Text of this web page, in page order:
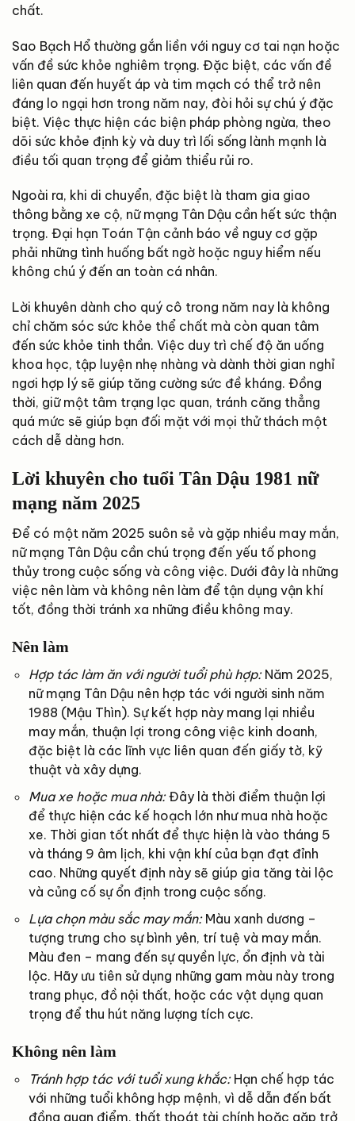
chất.
Sao Bạch Hổ thường gắn liền với nguy cơ tai nạn hoặc
vấn đề sức khỏe nghiêm trọng. Đặc biệt, các vấn đề
liên quan đến huyết áp và tim mạch có thể trở nên
đáng lo ngại hơn trong năm nay, đòi hỏi sự chú ý đặc
biệt. Việc thực hiện các biện pháp phòng ngừa, theo
dõi sức khỏe định kỳ và duy trì lối sống lành mạnh là
điều tối quan trọng để giảm thiểu rủi ro.
Ngoài ra, khi di chuyển, đặc biệt là tham gia giao
thông bằng xe cộ, nữ mạng Tân Dậu cần hết sức thận
trọng. Đại hạn Toán Tận cảnh báo về nguy cơ gặp
phải những tình huống bất ngờ hoặc nguy hiểm nếu
không chú ý đến an toàn cá nhân.
Lời khuyên dành cho quý cô trong năm nay là không
chỉ chăm sóc sức khỏe thể chất mà còn quan tâm
đến sức khỏe tinh thần. Việc duy trì chế độ ăn uống
khoa học, tập luyện nhẹ nhàng và dành thời gian nghỉ
ngơi hợp lý sẽ giúp tăng cường sức đề kháng. Đồng
thời, giữ một tâm trạng lạc quan, tránh căng thẳng
quá mức sẽ giúp bạn đối mặt với mọi thử thách một
cách dễ dàng hơn.
Lời khuyên cho tuổi Tân Dậu 1981 nữ
mạng năm 2025
Để có một năm 2025 suôn sẻ và gặp nhiều may mắn,
nữ mạng Tân Dậu cần chú trọng đến yếu tố phong
thủy trong cuộc sống và công việc. Dưới đây là những
việc nên làm và không nên làm để tận dụng vận khí
tốt, đồng thời tránh xa những điều không may.
Nên làm
Hợp tác làm ăn với người tuổi phù hợp: Năm 2025,
nữ mạng Tân Dậu nên hợp tác với người sinh năm
1988 (Mậu Thìn). Sự kết hợp này mang lại nhiều
may mắn, thuận lợi trong công việc kinh doanh,
đặc biệt là các lĩnh vực liên quan đến giấy tờ, kỹ
thuật và xây dựng.
Mua xe hoặc mua nhà:Đây là thời điểm thuận lợi
để thực hiện các kế hoạch lớn như mua nhà hoặc
xe. Thời gian tốt nhất để thực hiện là vào tháng 5
và tháng 9 âm lịch, khi vận khí của bạn đạt đỉnh
cao. Những quyết định này sẽ giúp gia tăng tài lộc
và củng cố sự ổn định trong cuộc sống.
Lựa chọn màu sắc may mắn:Màu xanh dương –
tượng trưng cho sự bình yên, trí tuệ và may mắn.
Màu đen – mang đến sự quyền lực, ổn định và tài
lộc. Hãy ưu tiên sử dụng những gam màu này trong
trang phục, đồ nội thất, hoặc các vật dụng quan
trọng để thu hút năng lượng tích cực.
Không nên làm
Tránh hợp tác với tuổi xung khắc:Hạn chế hợp tác
với những tuổi không hợp mệnh, vì dễ dẫn đến bất
đồng quan điểm, thất thoát tài chính hoặc gặp trở